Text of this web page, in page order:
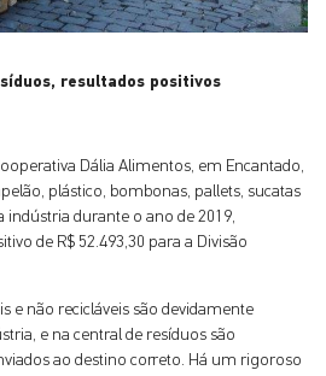
resultados positivos
Dália Alimentos, em Encantado,
plástico, bombonas, pallets, sucatas
indústria durante o ano de 2019,
de R$ 52.493,30 para a Divisão
e não recicláveis são devidamente
e na central de resíduos são
ao destino correto. Há um rigoroso